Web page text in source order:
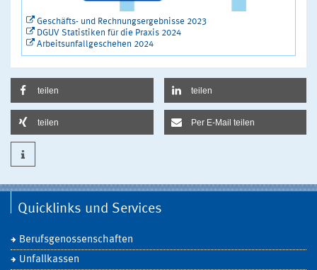
Geschäfts- und Rechnungsergebnisse 2023
DGUV Statistiken für die Praxis 2024
Arbeitsunfallgeschehen 2024
teilen teilen
teilen Per E-Mail teilen
Quicklinks und Services
Berufsgenossenschaften
Unfallkassen